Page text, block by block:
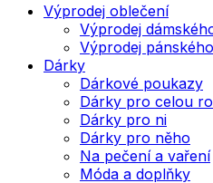
Výprodej oblečení
Výprodej
Výprodej
Dárky
Dárkové poukazy
Dárky pro celou
Dárky pro ni
Dárky pro něho
Na pečení a vaření
Móda a doplňky